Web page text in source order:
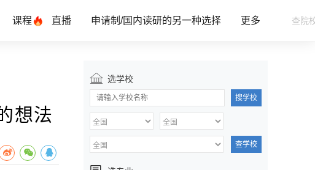
课程 直播 申请制/国内读研的另一种选择 更多
想法
选学校
搜学校
查学校